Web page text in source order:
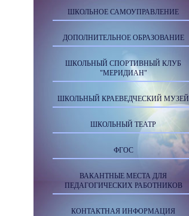
ШКОЛЬНОЕ САМОУПРАВЛЕНИЕ
ДОПОЛНИТЕЛЬНОЕ ОБРАЗОВАНИЕ
ШКОЛЬНЫЙ СПОРТИВНЫЙ КЛУБ
"МЕРИДИАН"
ШКОЛЬНЫЙ КРАЕВЕДЧЕСКИЙ МУЗЕЙ
ШКОЛЬНЫЙ ТЕАТР
ФГОС
ВАКАНТНЫЕ МЕСТА ДЛЯ
ПЕДАГОГИЧЕСКИХ РАБОТНИКОВ
КОНТАКТНАЯ ИНФОРМАЦИЯ